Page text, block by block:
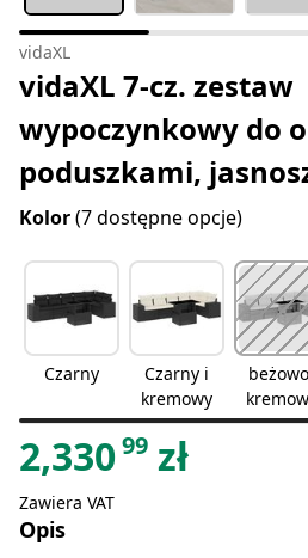
vidaXL
vidaXL 7-cz. zestaw
wypoczynkowy do
poduszkami,
Kolor(7 dostępne opcje)
Czarny
Czarny i
kremowy
2,33099 zł
Zawiera VAT
Opis